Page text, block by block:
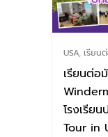
USA, เรียน
เรียนต่อ
โรงเรีย
Tour in